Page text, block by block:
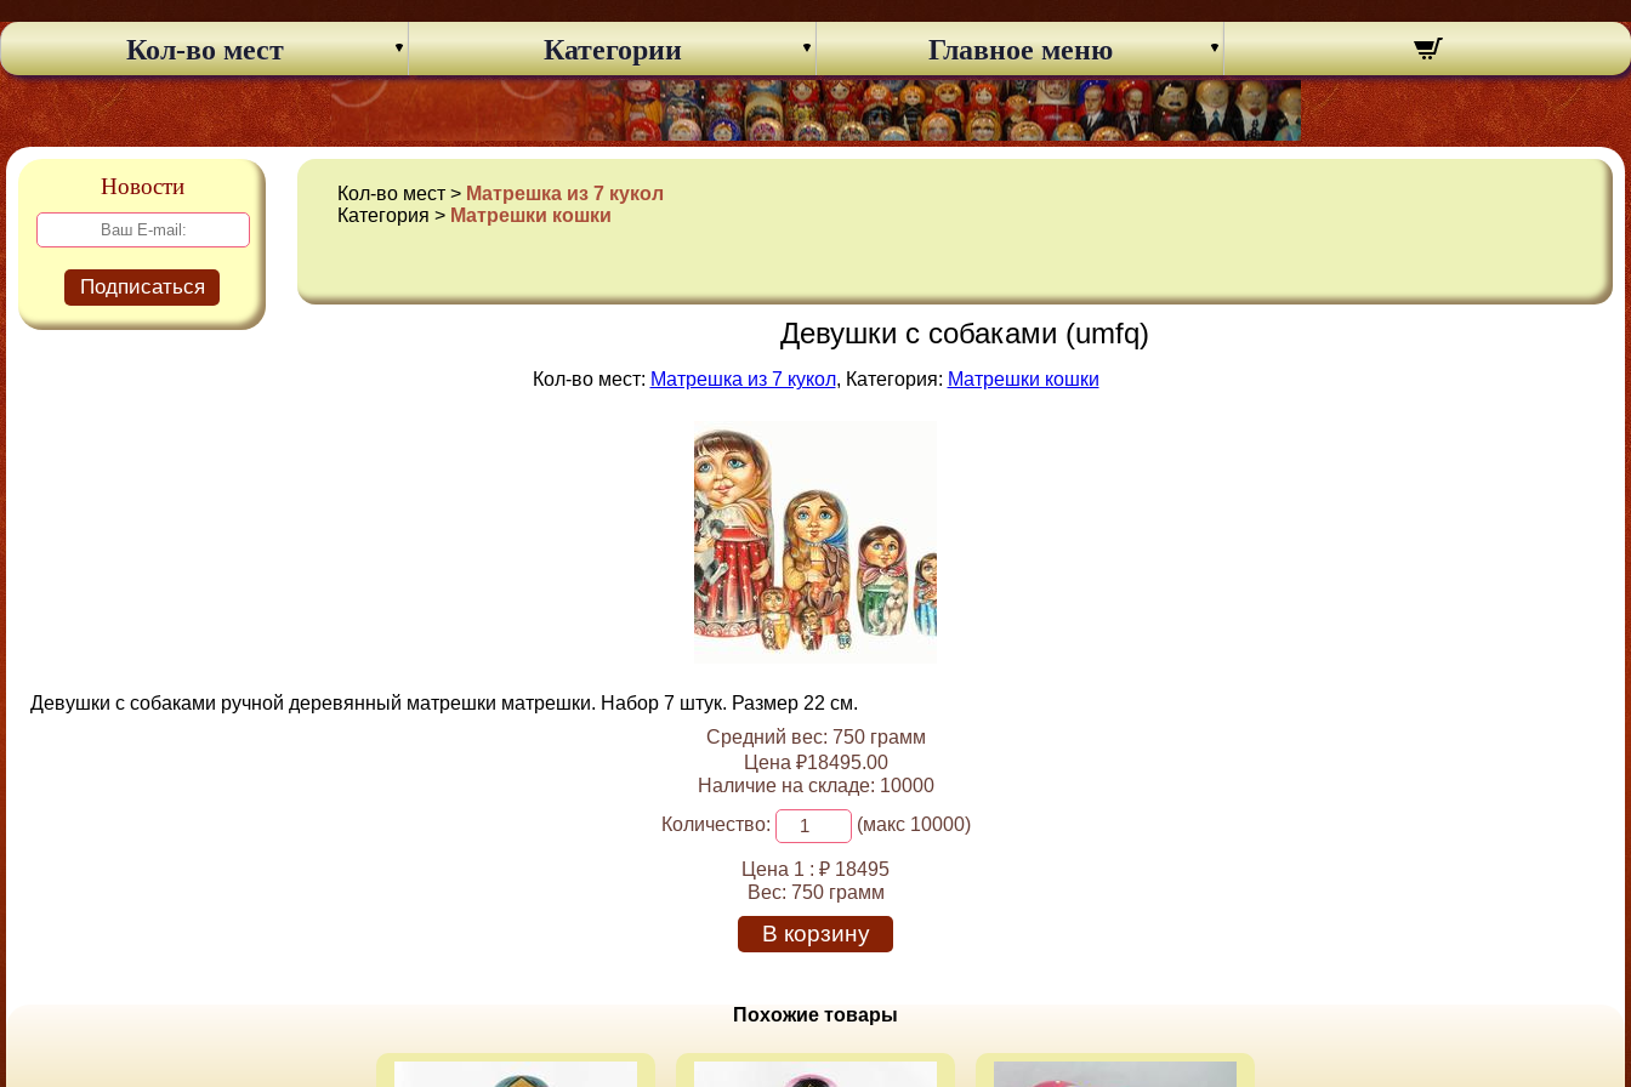
Кол-во мест Категории Главное меню
Новости
Подписаться
Кол-во мест > Матрешка из 7 кукол
Категория > Матрешки кошки
Девушки с собаками (umfq)
Кол-во мест: Матрешка из 7 кукол, Категория: Матрешки кошки
Девушки с собаками ручной деревянный матрешки матрешки. Набор 7 штук. Размер 22 см.
Средний вес: 750 грамм
Цена ₽18495.00
Наличие на складе: 10000
Количество:
(макс 10000)
Цена 1 : ₽ 18495
Вес: 750 грамм
В корзину
Похожие товары